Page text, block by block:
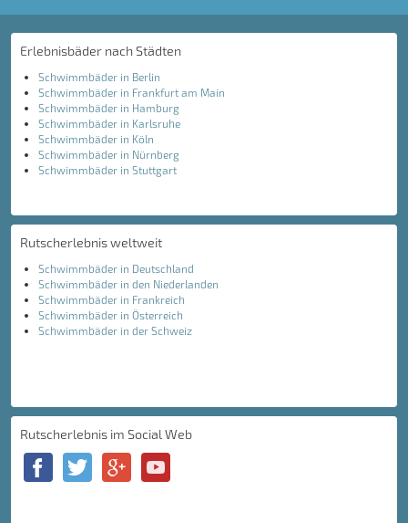
Erlebnisbäder nach Städten
Schwimmbäder in Berlin
Schwimmbäder in Frankfurt am Main
Schwimmbäder in Hamburg
Schwimmbäder in Karlsruhe
Schwimmbäder in Köln
Schwimmbäder in Nürnberg
Schwimmbäder in Stuttgart
Rutscherlebnis weltweit
Schwimmbäder in Deutschland
Schwimmbäder in den Niederlanden
Schwimmbäder in Frankreich
Schwimmbäder in Österreich
Schwimmbäder in der Schweiz
Rutscherlebnis im Social Web